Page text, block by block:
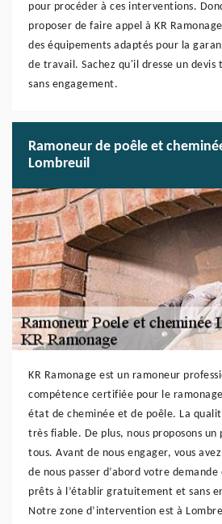
pour procéder à ces interventions.
proposer de faire appel à KR
des équipements adaptés pour la
de travail. Sachez qu'il dresse un
sans engagement.
Ramoneur de poêle et
Lombreuil
KR Ramonage est un ramoneur
compétence certifiée pour le
état de cheminée et de poêle. La
très fiable. De plus, nous proposons
tous. Avant de nous engager, vous
de nous passer d’abord votre demande
prêts à l’établir gratuitement et sans
Notre zone d’intervention est à